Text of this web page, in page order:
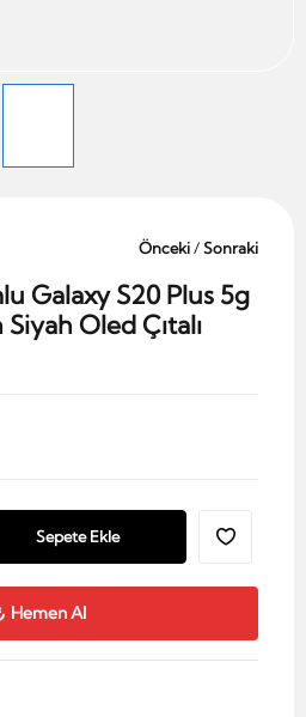
Önceki/Sonraki
Galaxy S20 Plus 5g
Oled Çıtalı
Sepete Ekle
Hemen Al